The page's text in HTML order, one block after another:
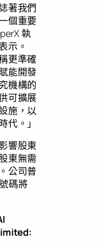
著我們
個重要
執
示。
更準確
能開發
機構的
可擴展
施，以
代。」
響股東
東無需
公司普
碼將